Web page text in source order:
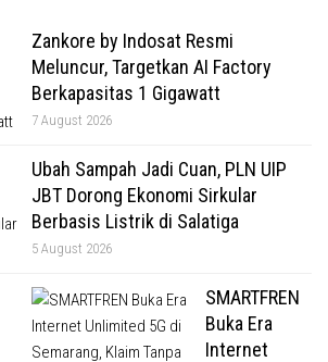
Zankore by Indosat Resmi
Meluncur, Targetkan AI Factory
Berkapasitas 1 Gigawatt
7 August 2026
Ubah Sampah Jadi Cuan, PLN UIP
JBT Dorong Ekonomi Sirkular
Berbasis Listrik di Salatiga
5 August 2026
SMARTFREN
Buka Era
Internet